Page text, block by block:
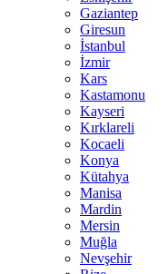
Gaziantep
Giresun
İstanbul
İzmir
Kars
Kastamonu
Kayseri
Kırklareli
Kocaeli
Konya
Kütahya
Manisa
Mardin
Mersin
Muğla
Nevşehir